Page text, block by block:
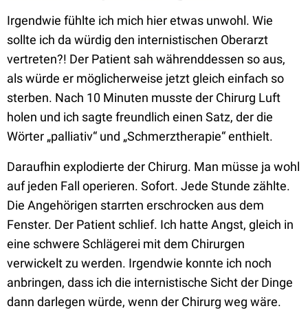
Irgendwie fühlte ich mich hier etwas unwohl. Wie
sollte ich da würdig den internistischen Oberarzt
vertreten?! Der Patient sah währenddessen so aus,
als würde er möglicherweise jetzt gleich einfach so
sterben. Nach 10 Minuten musste der Chirurg Luft
holen und ich sagte freundlich einen Satz, der die
Wörter „palliativ“ und „Schmerztherapie“ enthielt.
Daraufhin explodierte der Chirurg. Man müsse ja wohl
auf jeden Fall operieren. Sofort. Jede Stunde zählte.
Die Angehörigen starrten erschrocken aus dem
Fenster. Der Patient schlief. Ich hatte Angst, gleich in
eine schwere Schlägerei mit dem Chirurgen
verwickelt zu werden. Irgendwie konnte ich noch
anbringen, dass ich die internistische Sicht der Dinge
dann darlegen würde, wenn der Chirurg weg wäre.